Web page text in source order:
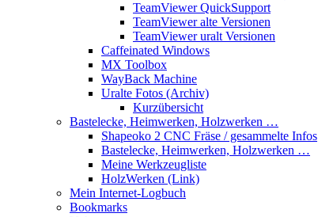
TeamViewer QuickSupport
TeamViewer alte Versionen
TeamViewer uralt Versionen
Caffeinated Windows
MX Toolbox
WayBack Machine
Uralte Fotos (Archiv)
Kurzübersicht
Bastelecke, Heimwerken, Holzwerken …
Shapeoko 2 CNC Fräse / gesammelte Infos
Bastelecke, Heimwerken, Holzwerken …
Meine Werkzeugliste
HolzWerken (Link)
Mein Internet-Logbuch
Bookmarks